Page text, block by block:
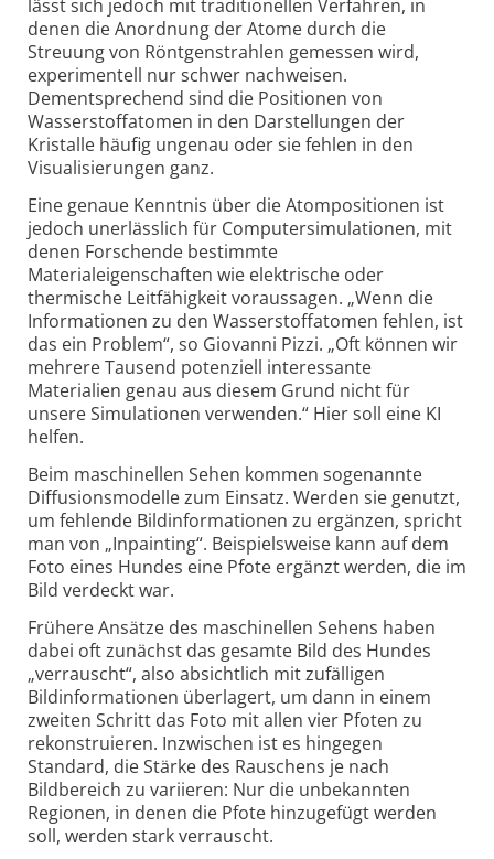
lässt sich jedoch mit traditionellen Verfahren, in
denen die Anordnung der Atome durch die
Streuung von Röntgenstrahlen gemessen wird,
experimentell nur schwer nachweisen.
Dementsprechend sind die Positionen von
Wasserstoffatomen in den Darstellungen der
Kristalle häufig ungenau oder sie fehlen in den
Visualisierungen ganz.
Eine genaue Kenntnis über die Atompositionen ist
jedoch unerlässlich für Computersimulationen, mit
denen Forschende bestimmte
Materialeigenschaften wie elektrische oder
thermische Leitfähigkeit voraussagen. „Wenn die
Informationen zu den Wasserstoffatomen fehlen, ist
das ein Problem“, so Giovanni Pizzi. „Oft können wir
mehrere Tausend potenziell interessante
Materialien genau aus diesem Grund nicht für
unsere Simulationen verwenden.“ Hier soll eine KI
helfen.
Beim maschinellen Sehen kommen sogenannte
Diffusionsmodelle zum Einsatz. Werden sie genutzt,
um fehlende Bildinformationen zu ergänzen, spricht
man von „Inpainting“. Beispielsweise kann auf dem
Foto eines Hundes eine Pfote ergänzt werden, die im
Bild verdeckt war.
Frühere Ansätze des maschinellen Sehens haben
dabei oft zunächst das gesamte Bild des Hundes
„verrauscht“, also absichtlich mit zufälligen
Bildinformationen überlagert, um dann in einem
zweiten Schritt das Foto mit allen vier Pfoten zu
rekonstruieren. Inzwischen ist es hingegen
Standard, die Stärke des Rauschens je nach
Bildbereich zu variieren: Nur die unbekannten
Regionen, in denen die Pfote hinzugefügt werden
soll, werden stark verrauscht.